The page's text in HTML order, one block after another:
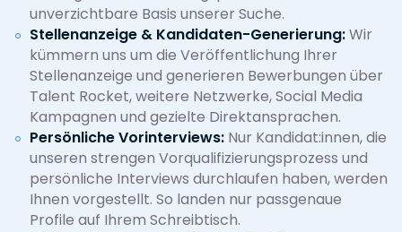
unverzichtbare Basis unserer Suche.
Stellenanzeige & Kandidaten-Generierung:Wir
kümmern uns um die Veröffentlichung Ihrer
Stellenanzeige und generieren Bewerbungen über
Talent Rocket, weitere Netzwerke, Social Media
Kampagnen und gezielte Direktansprachen.
Persönliche Vorinterviews: Nur Kandidat:innen, die
unseren strengen Vorqualifizierungsprozess und
persönliche Interviews durchlaufen haben, werden
Ihnen vorgestellt. So landen nur passgenaue
Profile auf Ihrem Schreibtisch.